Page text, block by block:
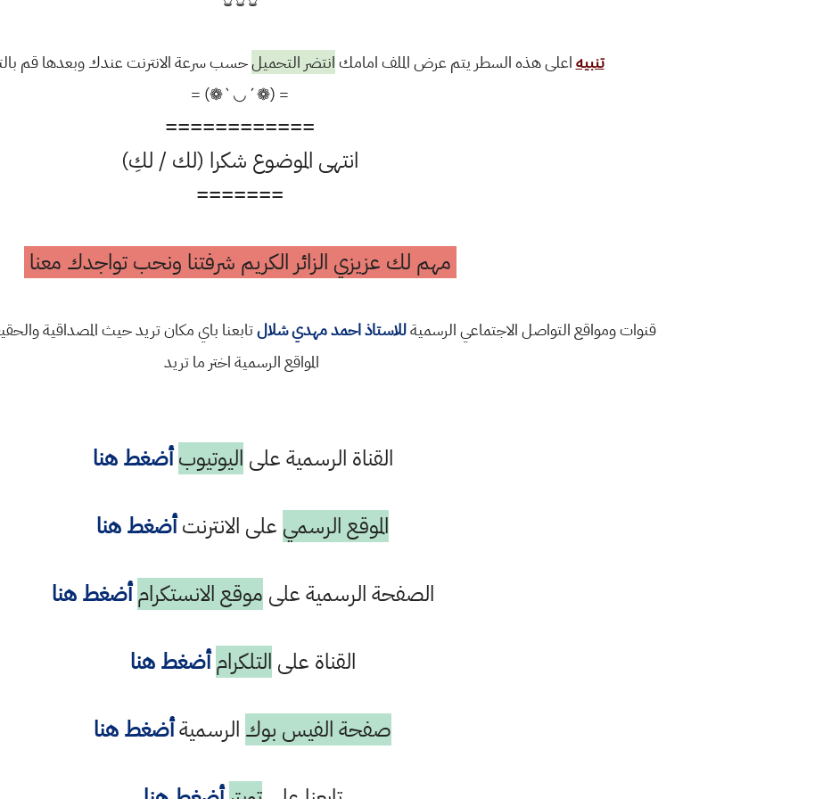
تنبيهاعلى هذه السطر يتم عرض الملف امامكانتضر التحميلحسب سرعة الانترنت عندك وبعدها قم
= (❁´◡`❁) =
============
انتهى الموضوع شكرا (لك / لكِ)
=======
مهم لك عزيزي الزائر الكريم شرفتنا ونحب تواجدك معنا
قنوات ومواقع التواصل الاجتماعي الرسميةللاستاذ احمد مهدي شلالتابعنا باي مكان تريد حيث المصداقية
المواقع الرسمية اختر ما تريد
القناة الرسمية على اليوتيوب أضغط هنا
الموقع الرسمي على الانترنتأضغط هنا
الصفحة الرسمية على موقع الانستكرام أضغط هنا
القناة على التلكرام أضغط هنا
صفحة الفيس بوك الرسميةأضغط هنا